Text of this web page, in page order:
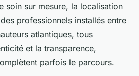
soin sur mesure, la localisation
professionnels installés entre
atlantiques, tous
et la transparence,
parfois le parcours.